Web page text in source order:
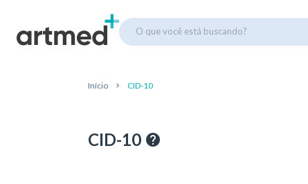
O que você está buscando?
Início CID-10
CID-10